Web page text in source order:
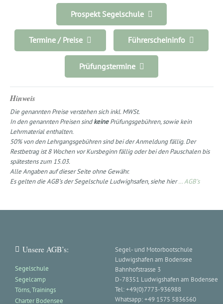
Prospekt Segelschule
Termine / Preise Führerscheininfo
Prüfungstermine
Hinweis
Die genannten Preise verstehen sich inkl. MWSt.
In den genannten Preisen sindkeinePrüfungsgebühren, sowie kein
Lehrmaterial enthalten.
50% von den Lehrgangsgebühren sind bei der Anmeldung fällig. Der
Restbetrag ist 8 Wochen vor Kursbeginn fällig oder bei den Pauschalen bis
spätestens zum 15.03.
Alle Angaben auf dieser Seite ohne Gewähr.
Es gelten die AGB’s der Segelschule Ludwighsafen, siehe hier… AGB’s
Unsere AGB’s:
Segelschule
Segelcamp
Törns, Trainings
Charter Bodensee
Segel- und Motorbootschule
Ludwigshafen am Bodensee
Bahnhofstrasse 3
D-78351 Ludwigshafen am Bodensee
Tel: +49(0)7773-936988
Whatsapp: +49 1575 5836560